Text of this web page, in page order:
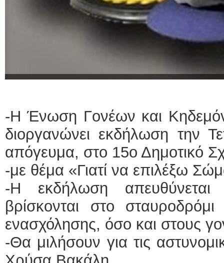
-Η Ένωση Γονέων και
διοργανώνει εκδήλωση την
απόγευμα, στο 15ο Δημοτικό
-με θέμα «Γιατί να επιλέξω
-Η εκδήλωση
βρίσκονται στο
ενασχόλησης, όσο και στους
-Θα μιλήσουν για τις